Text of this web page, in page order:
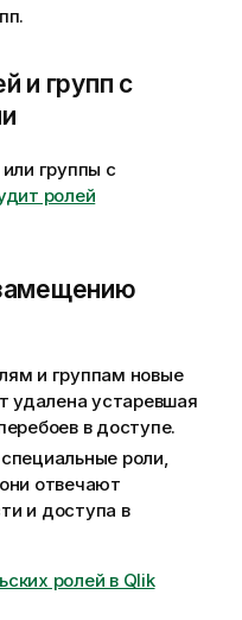
и групп с
группы с
ролей
и группам новые
удалена устаревшая
в доступе.
роли,
отвечают
и доступа в
ролей в Qlik